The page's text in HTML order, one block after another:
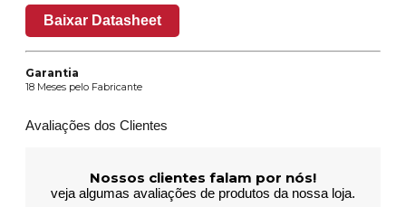
Baixar Datasheet
Garantia
18 Meses pelo Fabricante
Avaliações dos Clientes
Nossos clientes falam por nós!
veja algumas avaliações de produtos da nossa loja.